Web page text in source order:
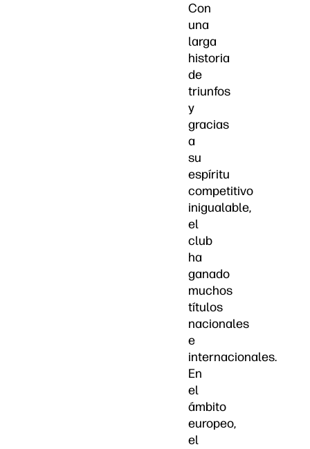
Con
una
larga
historia
de
triunfos
y
gracias
a
su
espíritu
competitivo
inigualable,
el
club
ha
ganado
muchos
títulos
nacionales
e
internacionales.
En
el
ámbito
europeo,
el